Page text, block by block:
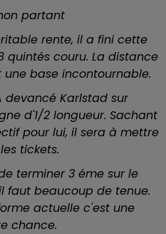
partant
rente, il a fini cette
quintés couru. La distance
base incontournable.
devancé Karlstad sur
d'1/2 longueur. Sachant
pour lui, il sera à mettre
tickets.
terminer 3 éme sur le
faut beaucoup de tenue.
actuelle c'est une
chance.